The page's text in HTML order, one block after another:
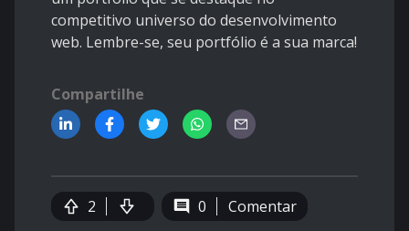
competitivo universo do desenvolvimento
web. Lembre-se, seu portfólio é a sua marca!
Compartilhe
2 0 Comentar